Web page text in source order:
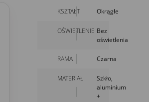
KSZTAŁT Okrągłe
OŚWIETLENIE Bez
oświetlenia
RAMA Czarna
MATERIAŁ
Szkło,
aluminium
+